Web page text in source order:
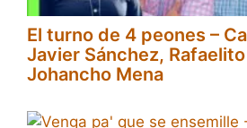
El turno de 4 peones –
Javier Sánchez,
Johancho Mena